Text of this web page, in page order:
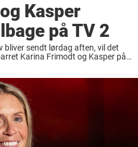
Kasper
på TV 2
bliver sendt lørdag aften, vil det
Karina Frimodt og Kasper på